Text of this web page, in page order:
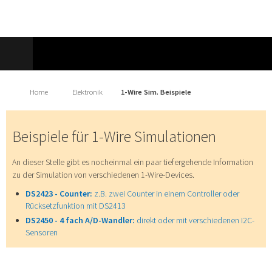
Home Elektronik 1-Wire Sim. Beispiele
Beispiele für 1-Wire Simulationen
An dieser Stelle gibt es nocheinmal ein paar tiefergehende Information
zu der Simulation von verschiedenen 1-Wire-Devices.
DS2423 - Counter: z.B. zwei Counter in einem Controller oder
Rücksetzfunktion mit DS2413
DS2450 - 4 fach A/D-Wandler: direkt oder mit verschiedenen I2C-
Sensoren